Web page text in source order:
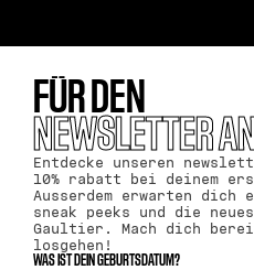
FÜR DEN
NEWSLETTER
Entdecke unseren
10% rabatt bei deinem
Ausserdem erwarten dich
sneak peeks und die
Gaultier. Mach dich
losgehen!
WAS IST DEIN GEBURTSDATUM?